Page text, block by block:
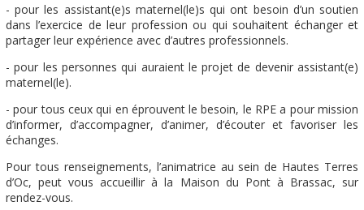
- pour les assistant(e)s maternel(le)s qui ont besoin d’un soutien
dans l’exercice de leur profession ou qui souhaitent échanger et
partager leur expérience avec d’autres professionnels.
- pour les personnes qui auraient le projet de devenir assistant(e)
maternel(le).
- pour tous ceux qui en éprouvent le besoin, le RPE a pour mission
d’informer, d’accompagner, d’animer, d’écouter et favoriser les
échanges.
Pour tous renseignements, l’animatrice au sein de Hautes Terres
d’Oc, peut vous accueillir à la Maison du Pont à Brassac, sur
rendez-vous.